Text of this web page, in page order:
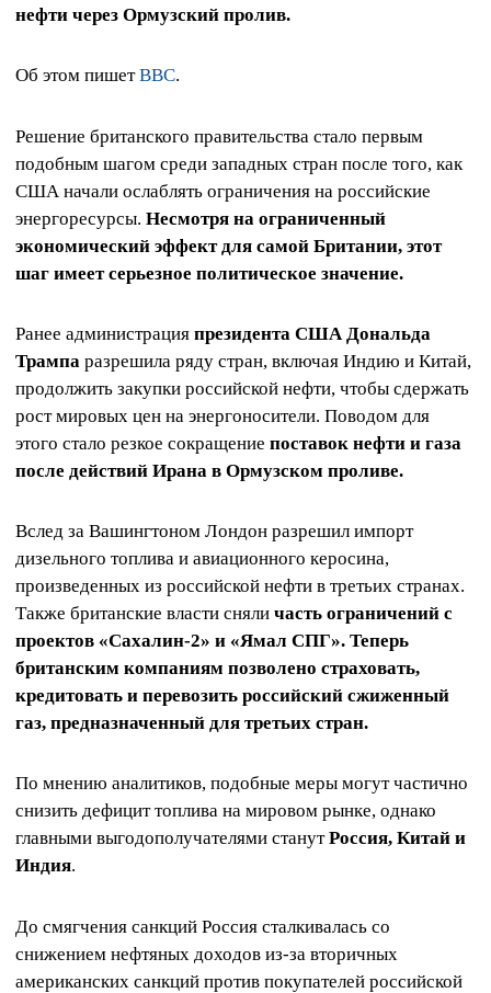
нефти через Ормузский пролив.
Об этом пишетВВС.
Решение британского правительства стало первым
подобным шагом среди западных стран после того, как
США начали ослаблять ограничения на российские
энергоресурсы. Несмотря на ограниченный
экономический эффект для самой Британии, этот
шаг имеет серьезное политическое значение.
Ранее администрация президента США Дональда
Трампа разрешила ряду стран, включая Индию и Китай,
продолжить закупки российской нефти, чтобы сдержать
рост мировых цен на энергоносители. Поводом для
этого стало резкое сокращение поставок нефти и газа
после действий Ирана в Ормузском проливе.
Вслед за Вашингтоном Лондон разрешил импорт
дизельного топлива и авиационного керосина,
произведенных из российской нефти в третьих странах.
Также британские власти сняли часть ограничений с
проектов «Сахалин-2» и «Ямал СПГ». Теперь
британским компаниям позволено страховать,
кредитовать и перевозить российский сжиженный
газ, предназначенный для третьих стран.
По мнению аналитиков, подобные меры могут частично
снизить дефицит топлива на мировом рынке, однако
главными выгодополучателями станутРоссия, Китай и
Индия.
До смягчения санкций Россия сталкивалась со
снижением нефтяных доходов из-за вторичных
американских санкций против покупателей российской